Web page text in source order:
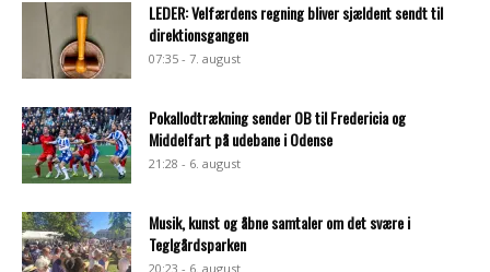
LEDER: Velfærdens regning bliver sjældent sendt til
direktionsgangen
07:35 - 7. august
Pokallodtrækning sender OB til Fredericia og
Middelfart på udebane i Odense
21:28 - 6. august
Musik, kunst og åbne samtaler om det svære i
Teglgårdsparken
20:23 - 6. august